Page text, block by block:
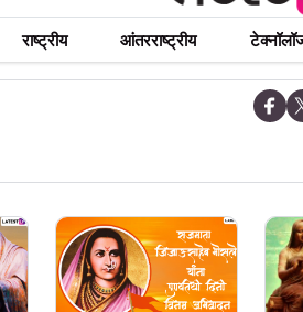
राष्ट्रीय आंतरराष्ट्रीय